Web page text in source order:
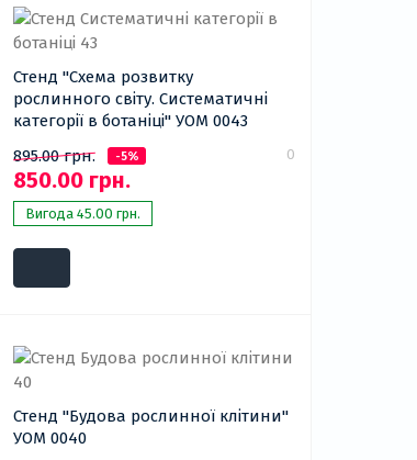
Стенд "Схема розвитку
рослинного світу. Систематичні
категорії в ботаніці" УОМ 0043
895.00 грн.
-5%
850.00 грн.
Вигода 45.00 грн.
0
Стенд "Будова рослинної клітини"
УОМ 0040